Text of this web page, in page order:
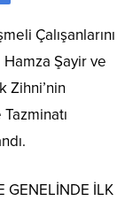
Çalışanlarını
Şayir ve
Zihni’nin
GENELİNDE İLK